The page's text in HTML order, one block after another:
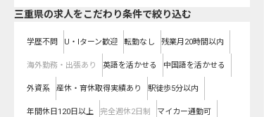
三重県の求人をこだわり条件で絞り込む
学歴不問 U・Iターン歓迎 転勤なし 残業月20時間以内
海外勤務・出張あり 英語を活かせる 中国語を活かせる
外資系 産休・育休取得実績あり 駅徒歩5分以内
年間休日120日以上 完全週休2日制 マイカー通勤可